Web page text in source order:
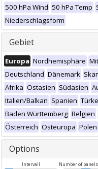
500 hPa Wind 50 hPa Temp
Niederschlagsform
Gebiet
Europa Nordhemisphäre
Deutschland Dänemark
Afrika Ostasien Südasien
Italien/Balkan Spanien
Baden Württemberg Belgien
Österreich Osteuropa Polen
Options
Intervall Number of